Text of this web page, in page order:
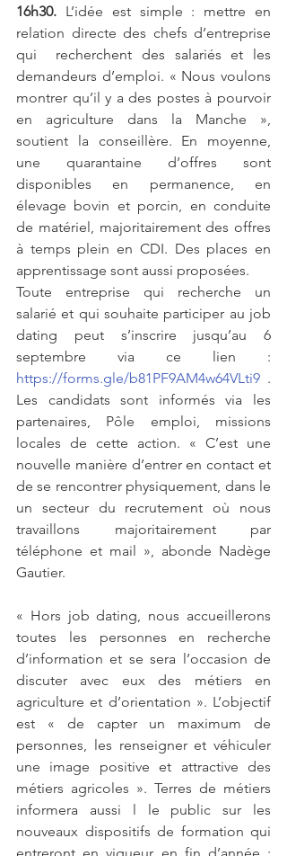
16h30. L’idée est simple : mettre en
relation directe des chefs d’entreprise
qui  recherchent des salariés et les
demandeurs d’emploi. « Nous voulons
montrer qu’il y a des postes à pourvoir
en agriculture dans la Manche »,
soutient la conseillère. En moyenne,
une quarantaine d’offres sont
disponibles en permanence, en
élevage bovin et porcin, en conduite
de matériel, majoritairement des offres
à temps plein en CDI. Des places en
apprentissage sont aussi proposées.
Toute entreprise qui recherche un
salarié et qui souhaite participer au job
dating peut s’inscrire jusqu’au 6
https://forms.gle/b81PF9AM4w64VLti9 .
Les candidats sont informés via les
partenaires, Pôle emploi, missions
locales de cette action. « C’est une
nouvelle manière d’entrer en contact et
de se rencontrer physiquement, dans le
un secteur du recrutement où nous
travaillons majoritairement par
téléphone et mail », abonde Nadège
Gautier.
« Hors job dating, nous accueillerons
toutes les personnes en recherche
d’information et se sera l’occasion de
discuter avec eux des métiers en
agriculture et d’orientation ». L’objectif
est « de capter un maximum de
personnes, les renseigner et véhiculer
une image positive et attractive des
métiers agricoles ». Terres de métiers
informera aussi l le public sur les
nouveaux dispositifs de formation qui